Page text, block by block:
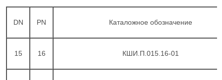
DN PN Каталожное обозначение
15 16 КШИ.П.015.16-01